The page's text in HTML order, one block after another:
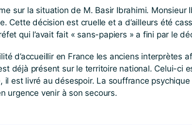
sur la situation de M. Basir Ibrahimi. Monsieur
Cette décision est cruelle et a d’ailleurs été
qui l’avait fait « sans-papiers » a fini par le
d’accueillir en France les anciens interprètes
déjà présent sur le territoire national. Celui-ci
est livré au désespoir. La souffrance psychique
urgence venir à son secours.